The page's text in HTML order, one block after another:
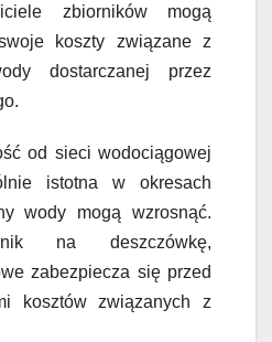
zbiorników mogą
koszty związane z
dostarczanej przez
od sieci wodociągowej
istotna w okresach
wody mogą wzrosnąć.
na deszczówkę,
zabezpiecza się przed
kosztów związanych z